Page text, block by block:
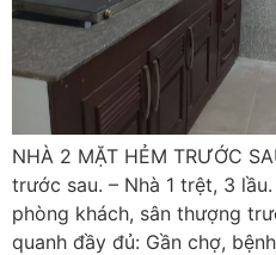
NHÀ 2 MẶT HẺM TRƯỚC
trước sau. – Nhà 1 trệt, 3
phòng khách, sân thượng
quanh đầy đủ: Gần chợ,